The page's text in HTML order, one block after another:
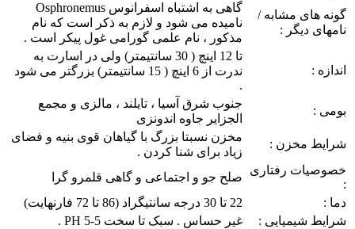
گونه های مشابه /
نامهای دیگر :
گاهی به اشتباه اسفرانوس Osphronemus
نامیده می شود و لازم به ذکر است که نام
مذکور ، نام علمی گورامی غول پیکر است .
اندازه :
تا 12 اینچ ( 30 سانتیمتر) ولی در اسارت به
ندرت از 6 اینچ ( 15 سانتیمتر) بزرگتر می شود
.
بومی :
جنوب شرق آسیا ، تایلند ، مالزی و مجمع
الجزایر جاوه اندونزی
شرایط مخزن :
مخزن نسبتا بزرگ با گیاهان قوی بنیه و فضای
زیاد برای شنا کردن .
خصوصیات رفتاری
:
صلح جو و اجتماعی و گاهی قلمرو گرا
دما :
22 تا 30 درجه سانتیگراد (86 تا 72 فارنهایت)
شرایط شیمیایی :
غیر حساس . سبک تا سخت PH 5-5 .